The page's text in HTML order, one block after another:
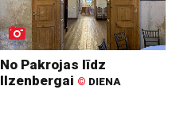
No Pakrojas līdz
Ilzenbergai © DIENA